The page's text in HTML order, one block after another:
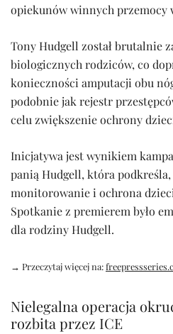
opiekunów winnych przemocy
Tony Hudgell został brutalnie
biologicznych rodziców, co
konieczności amputacji obu
podobnie jak rejestr
celu zwiększenie ochrony
Inicjatywa jest wynikiem
panią Hudgell, która
monitorowanie i ochrona
Spotkanie z premierem było
dla rodziny Hudgell.
→ Przeczytaj więcej na:
Nielegalna operacja
rozbita przez ICE